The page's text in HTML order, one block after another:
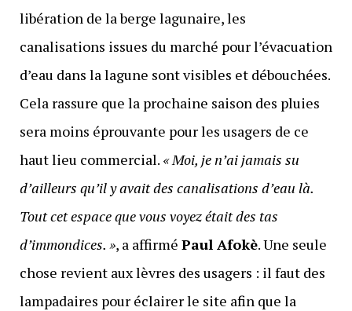
libération de la berge lagunaire, les
canalisations issues du marché pour l’évacuation
d’eau dans la lagune sont visibles et débouchées.
Cela rassure que la prochaine saison des pluies
sera moins éprouvante pour les usagers de ce
haut lieu commercial. « Moi, je n’ai jamais su
d’ailleurs qu’il y avait des canalisations d’eau là.
Tout cet espace que vous voyez était des tas
d’immondices. », a affirmé Paul Afokè. Une seule
chose revient aux lèvres des usagers : il faut des
lampadaires pour éclairer le site afin que la